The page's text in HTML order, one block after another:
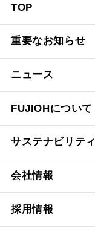
TOP
重要なお知らせ
ニュース
FUJIOHについて
サステナビリティ
会社情報
採用情報